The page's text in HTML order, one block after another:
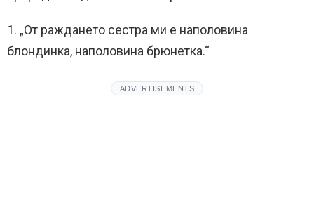
1. „От раждането сестра ми е наполовина
блондинка, наполовина брюнетка.“
ADVERTISEMENTS